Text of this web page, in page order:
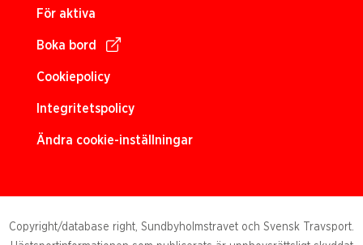
För aktiva
Boka bord
Cookiepolicy
Integritetspolicy
Ändra cookie-inställningar
Copyright/database right, Sundbyholmstravet och Svensk Travsport.